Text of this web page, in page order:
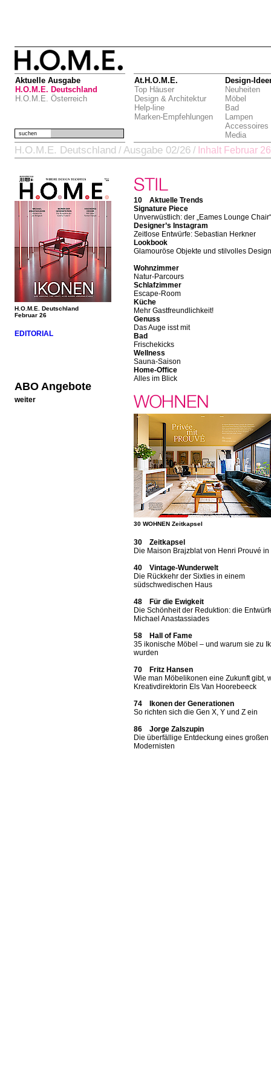
Aktuelle Ausgabe
H.O.M.E. Deutschland
H.O.M.E. Österreich
At.H.O.M.E.
Top Häuser
Design & Architektur
Help-line
Marken-Empfehlungen
Design-
Neuheiten
Möbel
Bad
Lampen
Accessoires
Media
suchen
H.O.M.E. Deutschland / Ausgabe 02/26 / Inhalt Februar 26
H.O.M.E. Deutschland
Februar 26
EDITORIAL
ABO Angebote
weiter
10 Aktuelle Trends
Signature Piece
Unverwüstlich: der „Eames Lounge
Designer’s Instagram
Zeitlose Entwürfe: Sebastian Herkner
Lookbook
Glamouröse Objekte und stilvolles Design
Wohnzimmer
Natur-Parcours
Schlafzimmer
Escape-Room
Küche
Mehr Gastfreundlichkeit!
Genuss
Das Auge isst mit
Bad
Frischekicks
Wellness
Sauna-Saison
Home-Office
Alles im Blick
30 WOHNEN Zeitkapsel
30 Zeitkapsel
Die Maison Brajzblat von Henri Prouvé in
40 Vintage-Wunderwelt
Die Rückkehr der Sixties in einem
südschwedischen Haus
48 Für die Ewigkeit
Die Schönheit der Reduktion: die
Michael Anastassiades
58 Hall of Fame
35 ikonische Möbel – und warum sie zu
wurden
70 Fritz Hansen
Wie man Möbelikonen eine Zukunft gibt,
Kreativdirektorin Els Van Hoorebeeck
74 Ikonen der Generationen
So richten sich die Gen X, Y und Z ein
86 Jorge Zalszupin
Die überfällige Entdeckung eines großen
Modernisten